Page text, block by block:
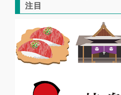
注目